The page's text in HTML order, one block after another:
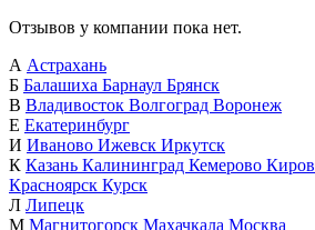
Отзывов у компании пока нет.
А Астрахань
Б Балашиха Барнаул Брянск
В Владивосток Волгоград Воронеж
Е Екатеринбург
И Иваново Ижевск Иркутск
К Казань Калининград Кемерово Киров
Красноярск Курск
Л Липецк
М Магнитогорск Махачкала Москва